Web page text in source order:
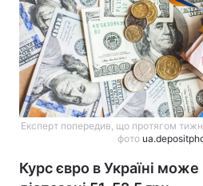
Експерт попередив, що протягом
фото
Курс євро в Україні